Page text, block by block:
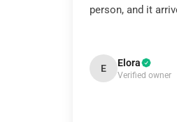
person, and it
E Elora
Verified owner